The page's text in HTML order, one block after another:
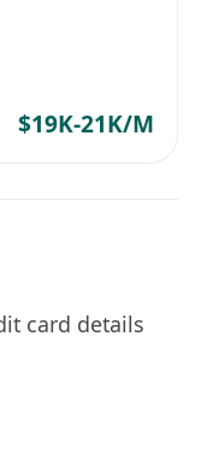
$19K-21K/M
card details